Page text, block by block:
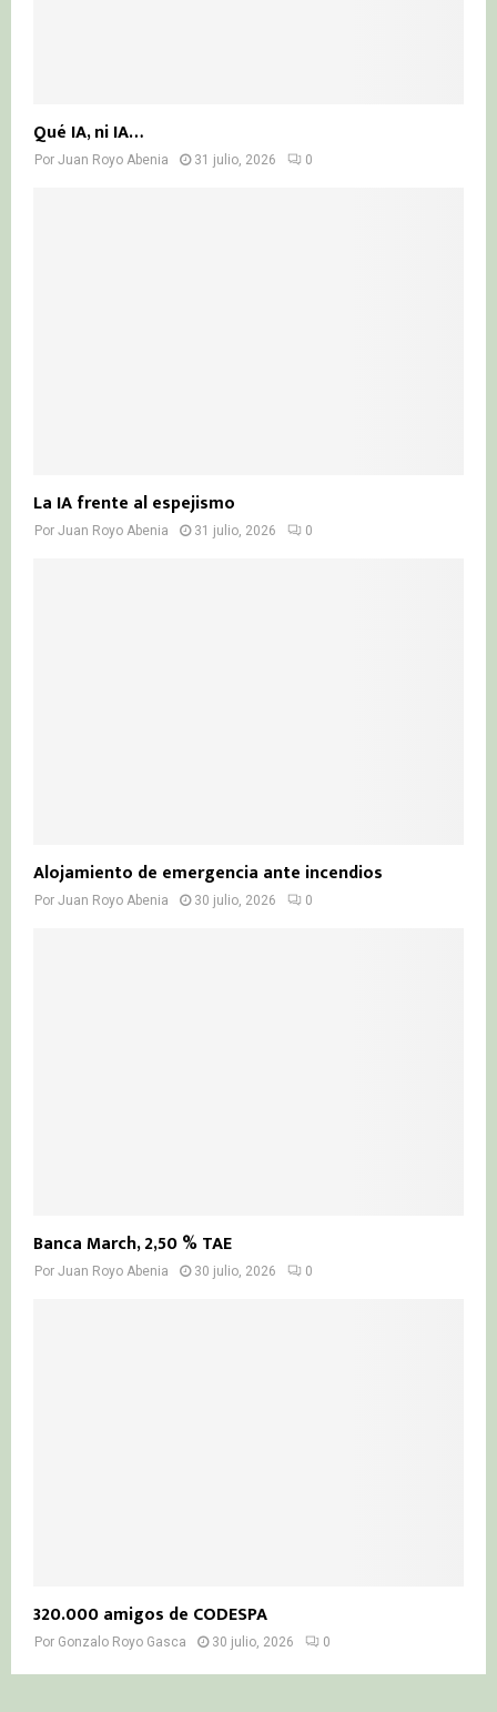
Qué IA, ni IA…
Por Juan Royo Abenia 31 julio, 2026 0
La IA frente al espejismo
Por Juan Royo Abenia 31 julio, 2026 0
Alojamiento de emergencia ante incendios
Por Juan Royo Abenia 30 julio, 2026 0
Banca March, 2,50 % TAE
Por Juan Royo Abenia 30 julio, 2026 0
320.000 amigos de CODESPA
Por Gonzalo Royo Gasca 30 julio, 2026 0